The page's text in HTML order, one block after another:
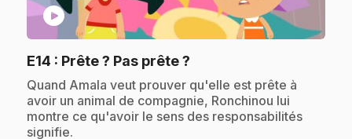
play_circle
E14 : Prête ? Pas prête ?
.Quand Amala veut prouver qu'elle est prête à
avoir un animal de compagnie, Ronchinou lui
montre ce qu'avoir le sens des responsabilités
signifie.